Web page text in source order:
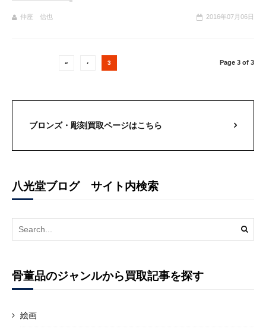
仲座 信也 2016年07月06日
« ‹ 3 Page 3 of 3
ブロンズ・彫刻買取ページはこちら
八光堂ブログ サイト内検索
Search
for:
骨董品のジャンルから買取記事を探す
絵画